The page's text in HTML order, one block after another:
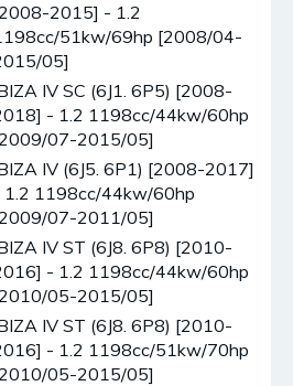
2015] - 1.2
51kw/69hp [2008/04-
05]
IV SC (6J1. 6P5) [2008-
- 1.2 1198cc/44kw/60hp
07-2015/05]
IV (6J5. 6P1) [2008-2017]
1.2 1198cc/44kw/60hp
07-2011/05]
IV ST (6J8. 6P8) [2010-
- 1.2 1198cc/44kw/60hp
05-2015/05]
IV ST (6J8. 6P8) [2010-
- 1.2 1198cc/51kw/70hp
05-2015/05]